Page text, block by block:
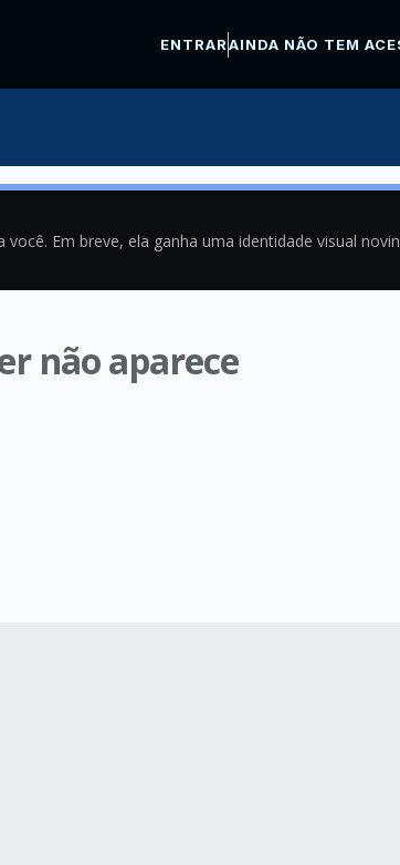
ENTRARAINDA NÃO TEM
Em breve, ela ganha uma identidade visual
não aparece